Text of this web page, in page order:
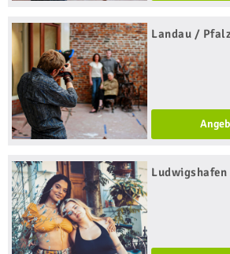
Landau /
Ludwigshafen